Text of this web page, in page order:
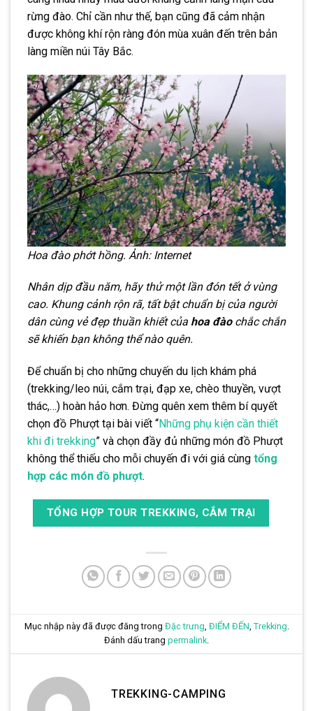
rừng đào. Chỉ cần như thế, bạn cũng đã cảm nhận
được không khí rộn ràng đón mùa xuân đến trên bản
làng miền núi Tây Bắc.
Hoa đào phớt hồng. Ảnh: Internet
Nhân dịp đầu năm, hãy thử một lần đón tết ở vùng
cao. Khung cảnh rộn rã, tất bật chuẩn bị của người
dân cùng vẻ đẹp thuần khiết của hoa đàochắc chắn
sẽ khiến bạn không thể nào quên.
Để chuẩn bị cho những chuyến du lịch khám phá
(trekking/leo núi, cắm trại, đạp xe, chèo thuyền, vượt
thác,…) hoàn hảo hơn. Đừng quên xem thêm bí quyết
chọn đồ Phượt tại bài viết “Những phụ kiện cần thiết
khi đi trekking” và chọn đầy đủ những món đồ Phượt
không thể thiếu cho mỗi chuyến đi với giá cùng tổng
hợp các món đồ phượt.
TỔNG HỢP TOUR TREKKING, CẮM TRẠI
Mục nhập này đã được đăng trong Đặc trưng ĐIỂM ĐẾN Trekking
Đánh dấu trang permalink
TREKKING-CAMPING